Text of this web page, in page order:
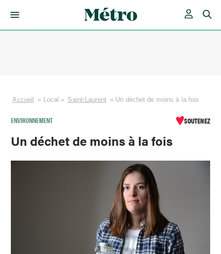
Accueil » Local » Saint-Laurent » Un déchet de moins à la fois
ENVIRONNEMENT SOUTENEZ
Un déchet de moins à la fois